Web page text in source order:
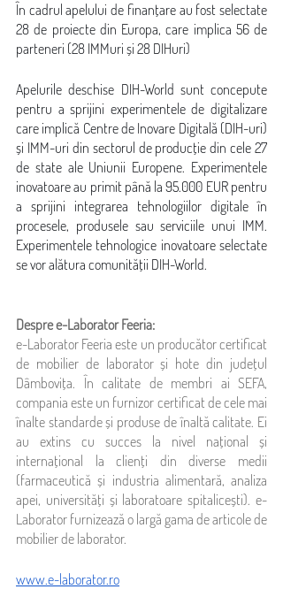
În cadrul apelului de finanțare au fost selectate
28 de proiecte din Europa, care implica 56 de
parteneri (28 IMMuri și 28 DIHuri)
Apelurile deschise DIH-World sunt concepute
pentru a sprijini experimentele de digitalizare
care implică Centre de Inovare Digitală (DIH-uri)
și IMM-uri din sectorul de producție din cele 27
de state ale Uniunii Europene. Experimentele
inovatoare au primit până la 95.000 EUR pentru
a sprijini integrarea tehnologiilor digitale în
procesele, produsele sau serviciile unui IMM.
Experimentele tehnologice inovatoare selectate
se vor alătura comunității DIH-World.
Despre e-Laborator Feeria:
e-Laborator Feeria este un producător certificat
de mobilier de laborator și hote din județul
Dâmbovița. În calitate de membri ai SEFA,
compania este un furnizor certificat de cele mai
înalte standarde și produse de înaltă calitate. Ei
au extins cu succes la nivel național și
internațional la clienți din diverse medii
(farmaceutică și industria alimentară, analiza
apei, universități și laboratoare spitalicești). e-
Laborator furnizează o largă gama de articole de
mobilier de laborator.
www.e-laborator.ro